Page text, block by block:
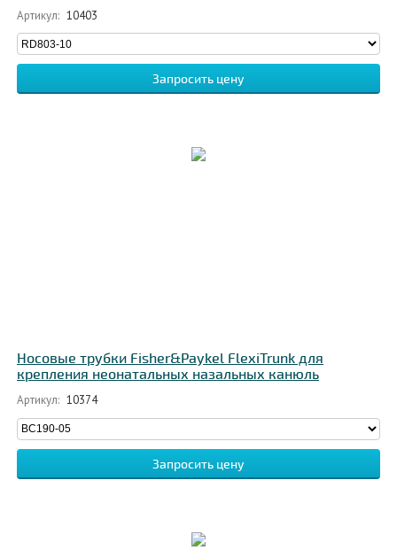
Артикул: 10403
Запросить цену
Носовые трубки Fisher&Paykel FlexiTrunk для
крепления неонатальных назальных канюль
Артикул: 10374
Запросить цену